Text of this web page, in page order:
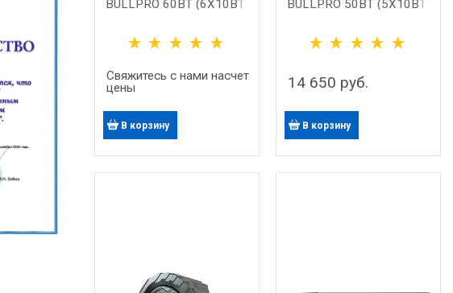
BULLPRO 60ВТ (6X10ВТ)
Свяжитесь с нами насчет
цены
В корзину
BULLPRO 50ВТ (5X10ВТ)
14 650 руб.
В корзину